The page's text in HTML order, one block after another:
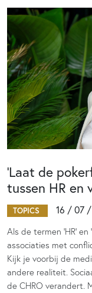
‘Laat de
tussen HR en
TOPICS 16 / 07
Als de termen 'HR'
associaties met
Kijk je voorbij de
andere realiteit.
de CHRO verandert.